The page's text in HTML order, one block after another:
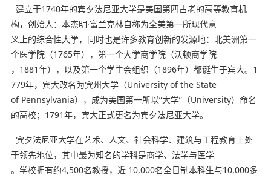
建立于1740年的宾夕法尼亚大学是美国第四古老的高等教育机
构，创始人：本杰明·富兰克林自称为全美第一所现代意
义上的综合性大学，同时也是许多教育创新的发源地：北美洲第一
个医学院（1765年），第一个大学商学院（沃顿商学院
，1881年），以及第一个学生会组织（1896年）都诞生于宾大。1
779年，宾大改名为宾州大学（University of the State
of Pennsylvania），成为美国第一所以“大学”（University）命名
的高校；1791年，宾大正式更名为宾夕法尼亚大学。
宾夕法尼亚大学在艺术、人文、社会科学、建筑与工程教育上处
于领先地位，其中最为知名的学科是商学、法学与医学
。学校拥有约4,500名教授，近 10,000名全日制本科生与10,000多